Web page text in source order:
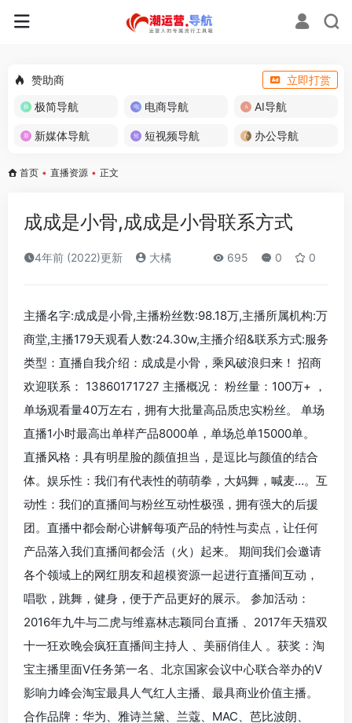
赞助商
立即打赏
极简导航
电商导航 AI导航
新媒体导航 短视频导航 办公导航
首页 • 直播资源 • 正文
成成是小骨,成成是小骨联系方式
4年前 (2022)更新 大橘 695 0 0
主播名字:成成是小骨,主播粉丝数:98.18万,主播所属机构:万
商堂,主播179天观看人数:24.30w,主播介绍&联系方式:服务
类型：直播自我介绍：成成是小骨，乘风破浪归来！ 招商
欢迎联系： 13860171727 主播概况： 粉丝量：100万+ ，
单场观看量40万左右，拥有大批量高品质忠实粉丝。 单场
直播1小时最高出单样产品8000单，单场总单15000单。
直播风格：具有明星脸的颜值担当，是逗比与颜值的结合
体。娱乐性：我们有代表性的萌萌拳，大妈舞，喊麦…。互
动性：我们的直播间与粉丝互动性极强，拥有强大的后援
团。直播中都会耐心讲解每项产品的特性与卖点，让任何
产品落入我们直播间都会活（火）起来。 期间我们会邀请
各个领域上的网红朋友和超模资源一起进行直播间互动，
唱歌，跳舞，健身，便于产品更好的展示。 参加活动：
2016年九牛与二虎与维嘉林志颖同台直播 、2017年天猫双
十一狂欢晚会疯狂直播间主持人 、美丽俏佳人 。获奖：淘
宝主播里面V任务第一名、北京国家会议中心联合举办的V
影响力峰会淘宝最具人气红人主播、最具商业价值主播。
合作品牌：华为、雅诗兰黛、兰蔻、MAC、芭比波朗、